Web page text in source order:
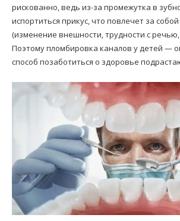
рискованно, ведь из-за промежутка в
испортиться прикус, что повлечет за
(изменение внешности, трудности с
Поэтому пломбировка каналов у детей —
способ позаботиться о здоровье